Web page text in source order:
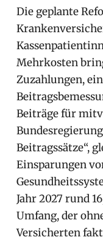
Die geplante
Mehrkosten
Zuzahlungen,
Beiträge für
Beitragssätze“,
Einsparungen
Jahr 2027 rund
Umfang, der
Versicherten